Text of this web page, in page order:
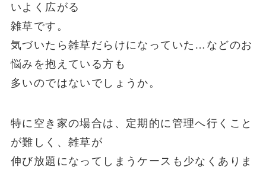
いよく広がる
雑草です。
気づいたら雑草だらけになっていた…などのお
悩みを抱えている方も
多いのではないでしょうか。
特に空き家の場合は、定期的に管理へ行くこと
が難しく、雑草が
伸び放題になってしまうケースも少なくありま